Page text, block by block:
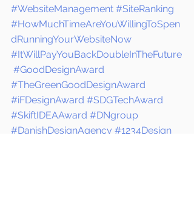
#WebsiteManagement #SiteRanking
#HowMuchTimeAreYouWillingToSpen
dRunningYourWebsiteNow
#ItWillPayYouBackDoubleInTheFuture
#GoodDesignAward
#TheGreenGoodDesignAward
#iFDesignAward #SDGTechAward
#SkiftIDEAAward #DNgroup
#DanishDesignAgency #1234Design